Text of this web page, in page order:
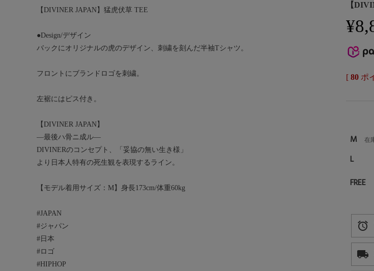
【DIVINER JAPAN】猛虎伏草 TEE
●Design/デザイン
バックにオリジナルの虎のデザイン、刺繍を刻んだ半袖Tシャツ。
フロントにブランドロゴを刺繍。
左裾にはピス付き。
【DIVINER JAPAN】
―最後ハ骨ニ成ル―
DIVINERのコンセプト、「妥協の無い生き様」
より日本人特有の死生観を表現するライン。
【モデル着用サイズ：M】身長173cm/体重60kg
#JAPAN
#ジャパン
#日本
#ロゴ
#HIPHOP
【
¥
[ 80 ポ
M 在
L
FREE
alarm
local_shipping